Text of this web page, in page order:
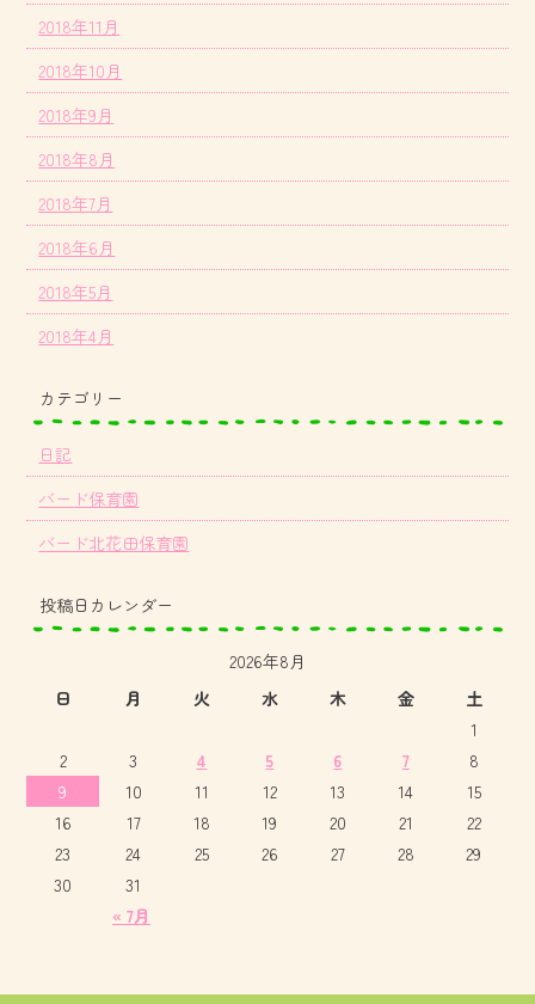
2018年11月
2018年10月
2018年9月
2018年8月
2018年7月
2018年6月
2018年5月
2018年4月
カテゴリー
日記
バード保育園
バード北花田保育園
投稿日カレンダー
2026年8月
日
月 火 水 木 金 土
« 7月
1
2
3 4 5 6 7
8
9
10 11 12 13 14
15
16
17 18 19 20 21
22
23
24 25 26 27 28
29
30
31